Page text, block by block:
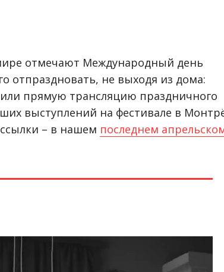
отмечают Международный день
отпраздновать, не выходя из дома:
прямую трансляцию праздничного
выступлений на фестивале в
– в нашем последнем